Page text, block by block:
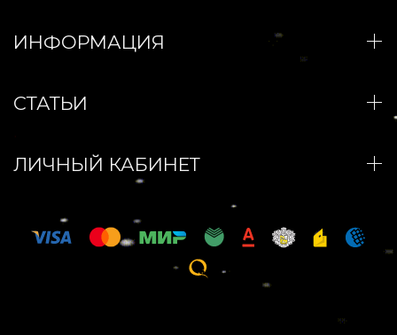
ИНФОРМАЦИЯ
СТАТЬИ
ЛИЧНЫЙ КАБИНЕТ